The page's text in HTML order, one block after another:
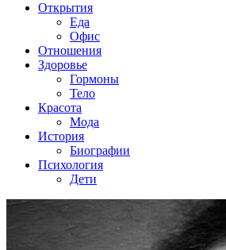
Открытия
Еда
Офис
Отношения
Здоровье
Гормоны
Тело
Красота
Мода
История
Биографии
Психология
Дети